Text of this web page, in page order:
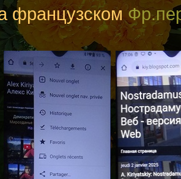
французском